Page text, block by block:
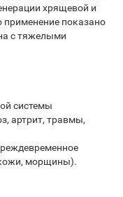
хрящевой и
применение показано
с тяжелыми
системы
артрит, травмы,
кожи, морщины).